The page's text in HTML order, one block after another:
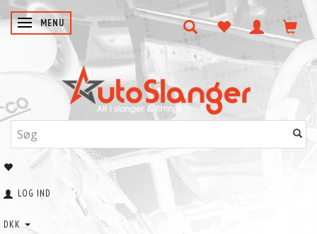
SKIFTE NAVIGATION
MENU
LOG IND
DKK